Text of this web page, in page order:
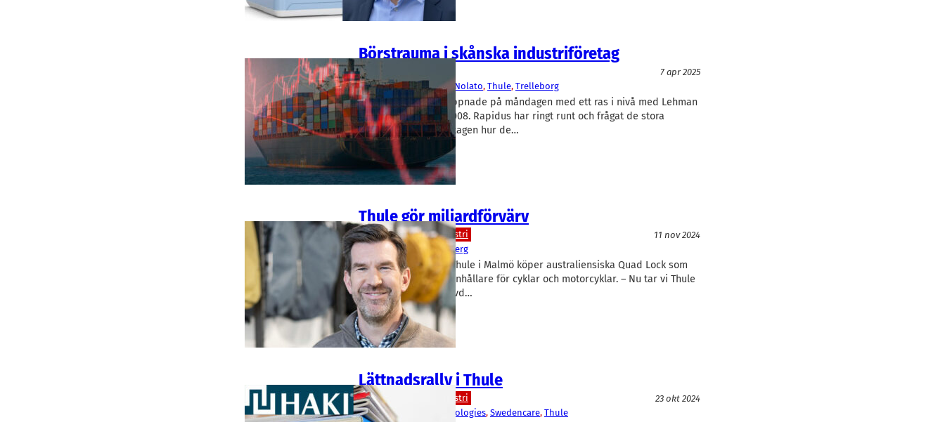
Börstrauma i skånska industriföretag
Konjunktur
7 apr 2025
AAK, Alfa Laval Lindab Nolato, Thule, Trelleborg
Stockholmsbörsen öppnade på måndagen med ett ras i nivå med Lehman
Brothers-kraschen 2008. Rapidus har ringt runt och frågat de stora
skånska industriföretagen hur de…
Thule gör miljardförvärv
Teknik/Verkstadsindustri
11 nov 2024
Mattias Ankarberg
Fritidsprylföretaget Thule i Malmö köper australiensiska Quad Lock som
tillverkar mobiltelefonhållare för cyklar och motorcyklar. – Nu tar vi Thule
till nästa nivå, säger vd…
Lättnadsrally i Thule
Teknik/Verkstadsindustri
23 okt 2024
Haki Safety
Lime Technologies, Swedencare, Thule